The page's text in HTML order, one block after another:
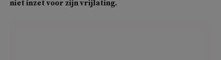
niet inzet voor zijn vrijlating.